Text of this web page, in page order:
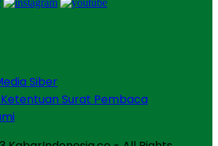
Siber
Surat Pembaca